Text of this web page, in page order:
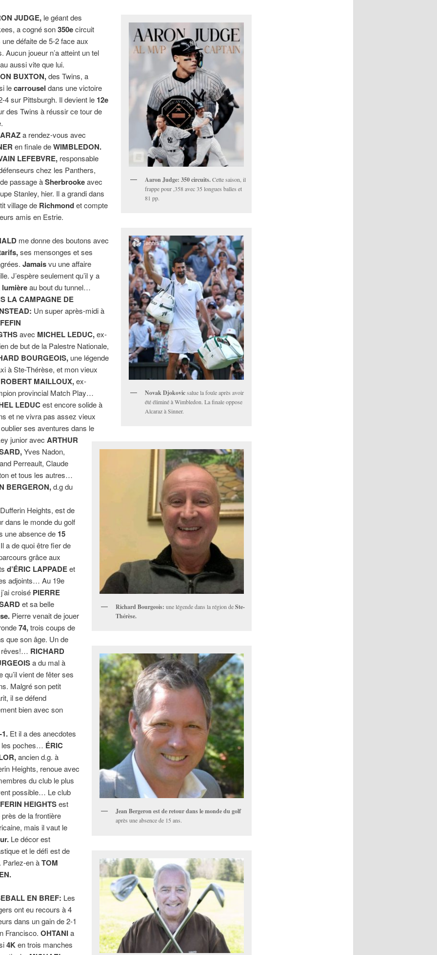
Aaron Judge: 350 circuits.Cette saison, il
frappe pour ,358 avec 35 longues balles et
81 pp.
JUDGE, le géant des
a cogné son350ecircuit
une défaite de 5-2 face aux
Aucun joueur n’a atteint un tel
aussi vite que lui.
BUXTON,des Twins, a
lecarrousel dans une victoire
4 sur Pittsburgh. Il devient le 12e
des Twins à réussir ce tour de
a rendez-vous avec
en finale deWIMBLEDON.
LEFEBVRE, responsable
chez les Panthers,
passage àSherbrookeavec
Stanley, hier. Il a grandi dans
village de Richmondet compte
Novak Djokovicsalue la foule après avoir
été éliminé à Wimbledon. La finale oppose
Alcaraz à Sinner.
amis en Estrie.
me donne des boutons avec
ses mensonges et ses
Jamaisvu une affaire
J’espère seulement qu’il y a
lumièreau bout du tunnel…
LA CAMPAGNE DE
Un super après-midi à
Richard Bourgeois: une légende dans la région deSte-
Thérèse.
avec MICHEL LEDUC,ex-
de but de la Palestre Nationale,
BOURGEOIS, une légende
à Ste-Thérèse, et mon vieux
ROBERT MAILLOUX,ex-
provincial Match Play…
LEDUCest encore solide à
et ne vivra pas assez vieux
ses aventures dans le
junior avec ARTHUR
Yves Nadon,
Perreault, Claude
et tous les autres…
BERGERON,d.g du
Jean Bergeron est de retour dans le monde du golf
après une absence de 15 ans.
Heights, est de
dans le monde du golf
une absence de 15
a de quoi être fier de
grâce aux
d’ÉRIC LAPPADEet
adjoints… Au 19e
croisé PIERRE
et sa belle
Pierre venait de jouer
74,trois coups de
que son âge. Un de
rêves!… RICHARD
a du mal à
qu’il vient de fêter ses
Malgré son petit
il se défend
bien avec son
Et il a des anecdotes
les poches… ÉRIC
ancien d.g. à
Heights, renoue avec
du club le plus
possible… Le club
HEIGHTSest
de la frontière
mais il vaut le
Le décor est
et le défi est de
Parlez-en àTOM
EN BREF: Les
ont eu recours à 4
dans un gain de 2-1
Francisco.OHTANIa
4Ken trois manches